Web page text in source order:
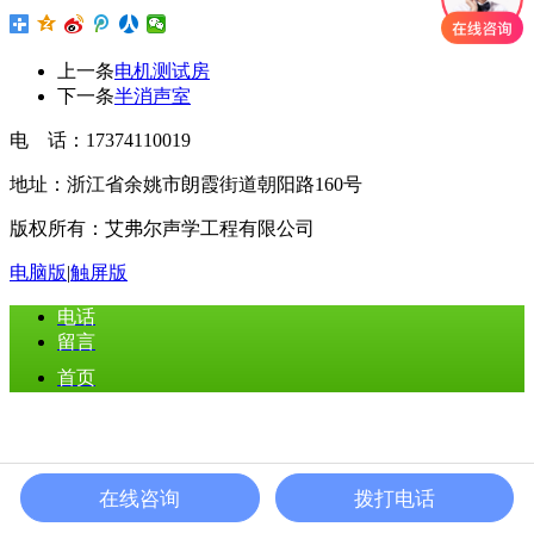
上一条电机测试房
下一条半消声室
电 话：17374110019
地址：浙江省余姚市朗霞街道朝阳路160号
版权所有：艾弗尔声学工程有限公司
电脑版|触屏版
电话
留言
首页
在线咨询 拨打电话